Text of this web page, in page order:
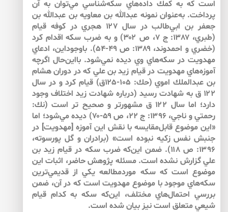
است كه به كمك داده‌هاي سكه‌شناسي مي‌توان به آن
پرداخت. به‌عنوان نمونه عبدالله بن معاويه بن عبدالله بن
جعفر بن ابي‌طالب در سال ۱۲۷ هجري در كوفه قيام
(طبري، ۱۳۸۷: ج ۷، ص ۳۰۲) و به ضرب سكه اقدام كرد
(خضري و احمدوند، ۱۳۸۹: ص ۴۹-۵۴). باوجوداين، ادعاي
مهدويت در سكه‌هاي وي ديده نمي‌شود. بااين‌حال اگرچه
آموزه‌هاي مهدويت در قيام زيد بن علي كه در دوران هشام
بن عبدالملك اموي (حك: ۱۰۵-۱۲۵ق) قيام كرد و در سال
۱۲۲ ق به شهادت رسيد (درباره شهادت زيد اختلاف وجود
دارد؛ اما سال ۱۲۲ ق مشهورتر و صحيح تر است (نك:
رحمتي و ناجي، ۱۳۹۶: ج ۲۲، ص ۵۹-۷۰) ديده مي‌شود؛ اما
«اين موضوع قابل‌مقايسه با نقش اين آموزه [مهدويت] در
جنبش نفس زكيه نبوده است» (برادران و گل پورسوته،
۱۳۹۶: ص ۱۱۸). ضمن اين‌كه ضرب سكه در قيام زيد بن
علي گزارش نشده است. مسئله پژوهش حاضر، اثبات اين
موضوع است كه سكه موردمطالعه يكي از قديمي‌ترين
سكه‌هاي موجود با موضوع مهدويت است كه در آن، ضمن
بررسي احتمال‌هاي مختلف، اين‌كه سكه به كدام قيام
شيعي متعلق است نيز بيان شده است.